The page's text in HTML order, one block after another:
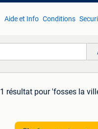
Aide et Info Conditions
1 résultat pour 'fosses la